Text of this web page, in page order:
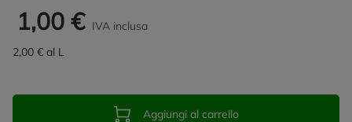
1,00 € IVA inclusa
2,00 € al L
Aggiungi al carrello